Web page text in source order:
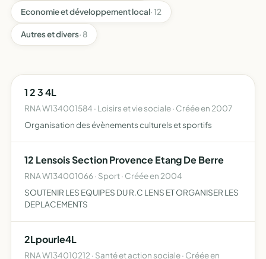
Economie et développement local· 12
Autres et divers· 8
1 2 3 4L
RNA W134001584 · Loisirs et vie sociale · Créée en 2007
Organisation des évènements culturels et sportifs
12 Lensois Section Provence Etang De Berre
RNA W134001066 · Sport · Créée en 2004
SOUTENIR LES EQUIPES DU R.C LENS ET ORGANISER LES
DEPLACEMENTS
2Lpourle4L
RNA W134010212 · Santé et action sociale · Créée en